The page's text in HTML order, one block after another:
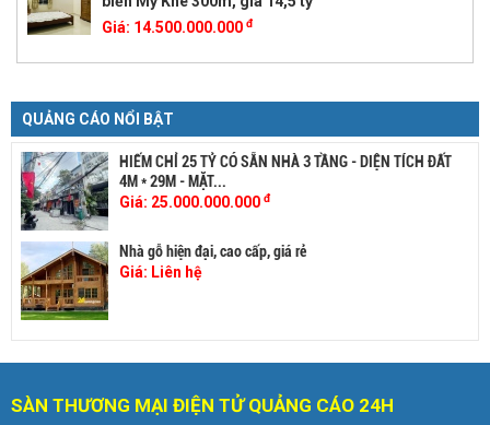
Giá: 14.500.000.000 đ
QUẢNG CÁO NỔI BẬT
HIẾM CHỈ 25 TỶ CÓ SẴN NHÀ 3 TẦNG - DIỆN TÍCH ĐẤT
4M * 29M - MẶT...
Giá: 25.000.000.000 đ
Nhà gỗ hiện đại, cao cấp, giá rẻ
Giá: Liên hệ
SÀN THƯƠNG MẠI ĐIỆN TỬ QUẢNG CÁO 24H